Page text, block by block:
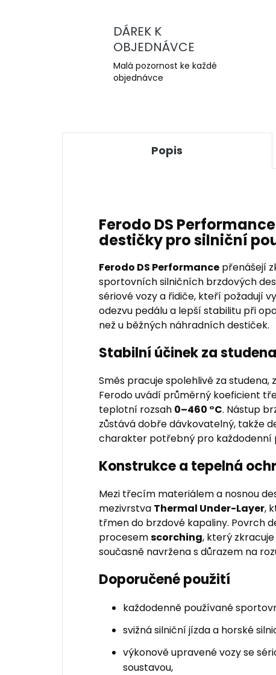
DÁREK K
OBJEDNÁVCE
Malá pozornost ke každé
objednávce
Popis
Ferodo DS
destičky pro silniční
Ferodo DS Performance přenášejí
sportovních silničních brzdových
sériové vozy a řidiče, kteří požadují
odezvu pedálu a lepší stabilitu při
než u běžných náhradních destiček.
Stabilní účinek za
Směs pracuje spolehlivě za studena,
Ferodo uvádí průměrný koeficient
teplotní rozsah 0–460 °C. Nástup
zůstává dobře dávkovatelný, takže
charakter potřebný pro každodenní
Konstrukce a tepelná
Mezi třecím materiálem a nosnou
mezivrstva Thermal Under-Layer,
třmen do brzdové kapaliny. Povrch
procesemscorching, který
současně navržena s důrazem na
Doporučené použití
každodenně používané
svižná silniční jízda a horské
výkonově upravené vozy se
soustavou,